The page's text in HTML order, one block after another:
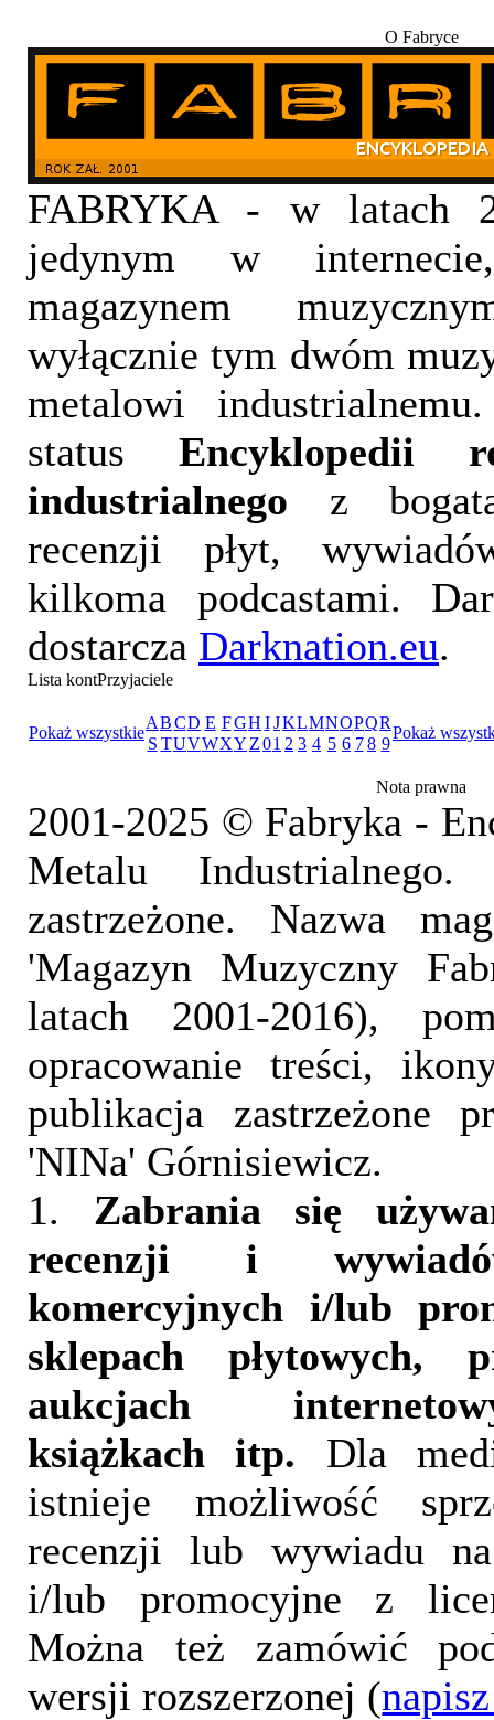
O Fabryce
FABRYKA - w latach
jedynym w
magazynem
wyłącznie tym dwóm
metalowi
status Encyklopedii
industrialnego z
recenzji płyt,
kilkoma podcastami.
dostarcza Darknation.eu.
Lista kontPrzyjaciele
Pokaż wszystkie
ABCD E FGH I JKLMNOPQR
Pokaż
S TUVWXY Z01 2 3 4 5 6 7 8 9
Nota prawna
2001-2025 © Fabryka -
Metalu
zastrzeżone. Nazwa
'Magazyn Muzyczny
latach 2001-2016),
opracowanie treści,
publikacja zastrzeżone
'NINa' Górnisiewicz.
1. Zabrania się
recenzji i
komercyjnych i/lub
sklepach płytowych,
aukcjach
książkach itp. Dla
istnieje możliwość
recenzji lub wywiadu
i/lub promocyjne z
Można też zamówić
wersji rozszerzonej (